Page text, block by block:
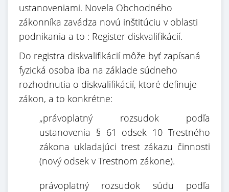
ustanoveniami. Novela Obchodného
zákonníka zavádza novú inštitúciu v oblasti
podnikania a to : Register diskvalifikácií.
Do registra diskvalifikácií môže byť zapísaná
fyzická osoba iba na základe súdneho
rozhodnutia o diskvalifikácií, ktoré definuje
zákon, a to konkrétne:
„právoplatný rozsudok podľa
ustanovenia § 61 odsek 10 Trestného
zákona ukladajúci trest zákazu činnosti
(nový odsek v Trestnom zákone).
právoplatný rozsudok súdu podľa